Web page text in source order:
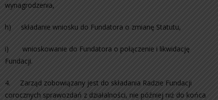
wynagrodzenia,
h) składanie wniosku do Fundatora o zmianę Statutu,
i) wnioskowanie do Fundatora o połączenie i likwidację
Fundacji.
4. Zarząd zobowiązany jest do składania Radzie Fundacji
corocznych sprawozdań z działalności, nie później niż do końca